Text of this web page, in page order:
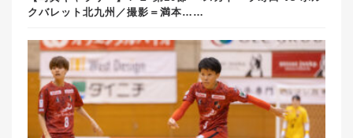
クバレット北九州／撮影＝満本……